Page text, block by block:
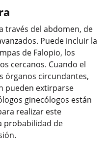
través del abdomen, de
Puede incluir la
de Falopio, los
cercanos. Cuando el
órganos circundantes,
pueden extirparse
ginecólogos están
realizar este
probabilidad de